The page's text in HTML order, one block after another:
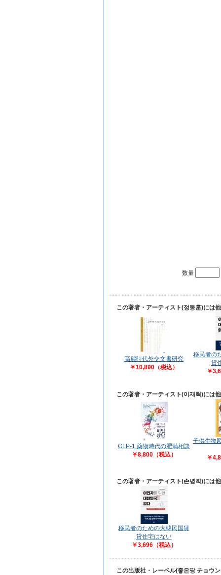
数量
この著者・アーティスト(정동훈)には
高麗時代外交文書研究
￥10,890（税込）
移民者の
貸
￥
この著者・アーティスト(이재혁)には
GLP-1 薬物時代の肥満相談
￥8,800（税込）
子供生
￥
この著者・アーティスト(손녕희)には
移民者のための大韓民国賃
貸住宅はない
￥3,696（税込）
この出版社・レーベル(좋은땅 チョウ